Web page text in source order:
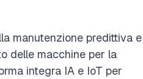
manutenzione predittiva e
delle macchine per la
integra IA e IoT per